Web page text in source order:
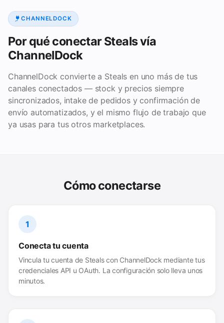
CHANNELDOCK
Por qué conectar Steals vía
ChannelDock
ChannelDock convierte a Steals en uno más de tus
canales conectados — stock y precios siempre
sincronizados, intake de pedidos y confirmación de
envío automatizados, y el mismo flujo de trabajo que
ya usas para tus otros marketplaces.
Cómo conectarse
1
Conecta tu cuenta
Vincula tu cuenta de Steals con ChannelDock mediante tus
credenciales API u OAuth. La configuración solo lleva unos
minutos.